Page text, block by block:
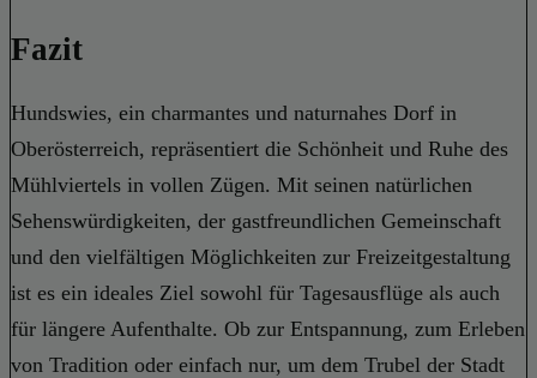
Fazit
Hundswies, ein charmantes und naturnahes Dorf in
Oberösterreich, repräsentiert die Schönheit und Ruhe des
Mühlviertels in vollen Zügen. Mit seinen natürlichen
Sehenswürdigkeiten, der gastfreundlichen Gemeinschaft
und den vielfältigen Möglichkeiten zur Freizeitgestaltung
ist es ein ideales Ziel sowohl für Tagesausflüge als auch
für längere Aufenthalte. Ob zur Entspannung, zum Erleben
von Tradition oder einfach nur, um dem Trubel der Stadt